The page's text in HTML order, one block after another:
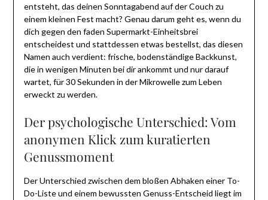
entsteht, das deinen Sonntagabend auf der Couch zu
einem kleinen Fest macht? Genau darum geht es, wenn du
dich gegen den faden Supermarkt-Einheitsbrei
entscheidest und stattdessen etwas bestellst, das diesen
Namen auch verdient: frische, bodenständige Backkunst,
die in wenigen Minuten bei dir ankommt und nur darauf
wartet, für 30 Sekunden in der Mikrowelle zum Leben
erweckt zu werden.
Der psychologische Unterschied: Vom
anonymen Klick zum kuratierten
Genussmoment
Der Unterschied zwischen dem bloßen Abhaken einer To-
Do-Liste und einem bewussten Genuss-Entscheid liegt im